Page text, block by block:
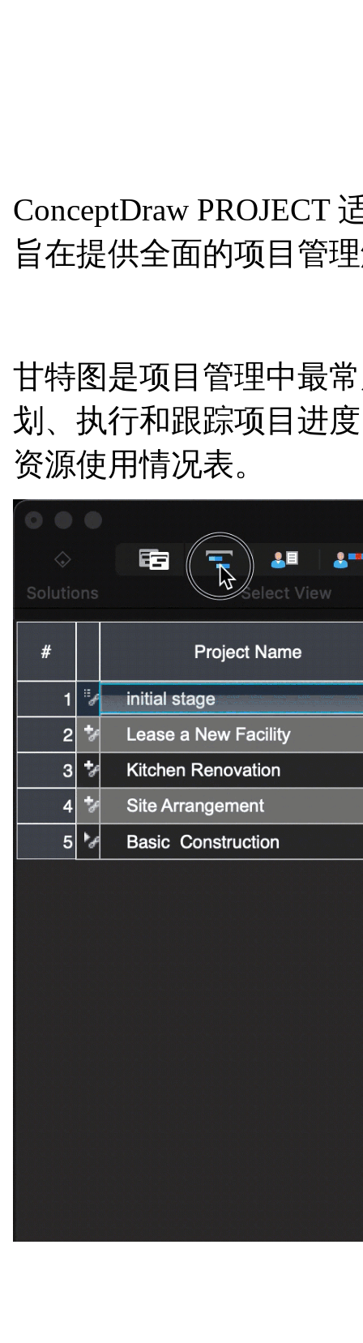
ConceptDraw PROJECT
旨在提供全面的项目管
甘特图是项目管理中最
划、执行和跟踪项目进
资源使用情况表。